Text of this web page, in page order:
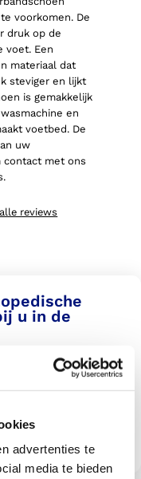
advertenties te
media te bieden
voorkomen. De
druk op de
voet.Een
materiaal dat
steviger en lijkt
is gemakkelijk
en
voetbed. De
uw
contact met ons
reviews
u in de